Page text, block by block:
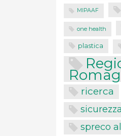
MIPAAF
one health
plastica
ricerca
spreco